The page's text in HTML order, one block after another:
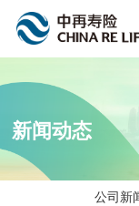
新闻动态
公司新